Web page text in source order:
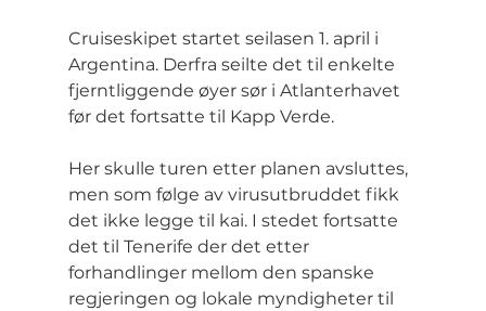
Cruiseskipet startet seilasen 1. april i
Argentina. Derfra seilte det til enkelte
fjerntliggende øyer sør i Atlanterhavet
før det fortsatte til Kapp Verde.
Her skulle turen etter planen avsluttes,
men som følge av virusutbruddet fikk
det ikke legge til kai. I stedet fortsatte
det til Tenerife der det etter
forhandlinger mellom den spanske
regjeringen og lokale myndigheter til